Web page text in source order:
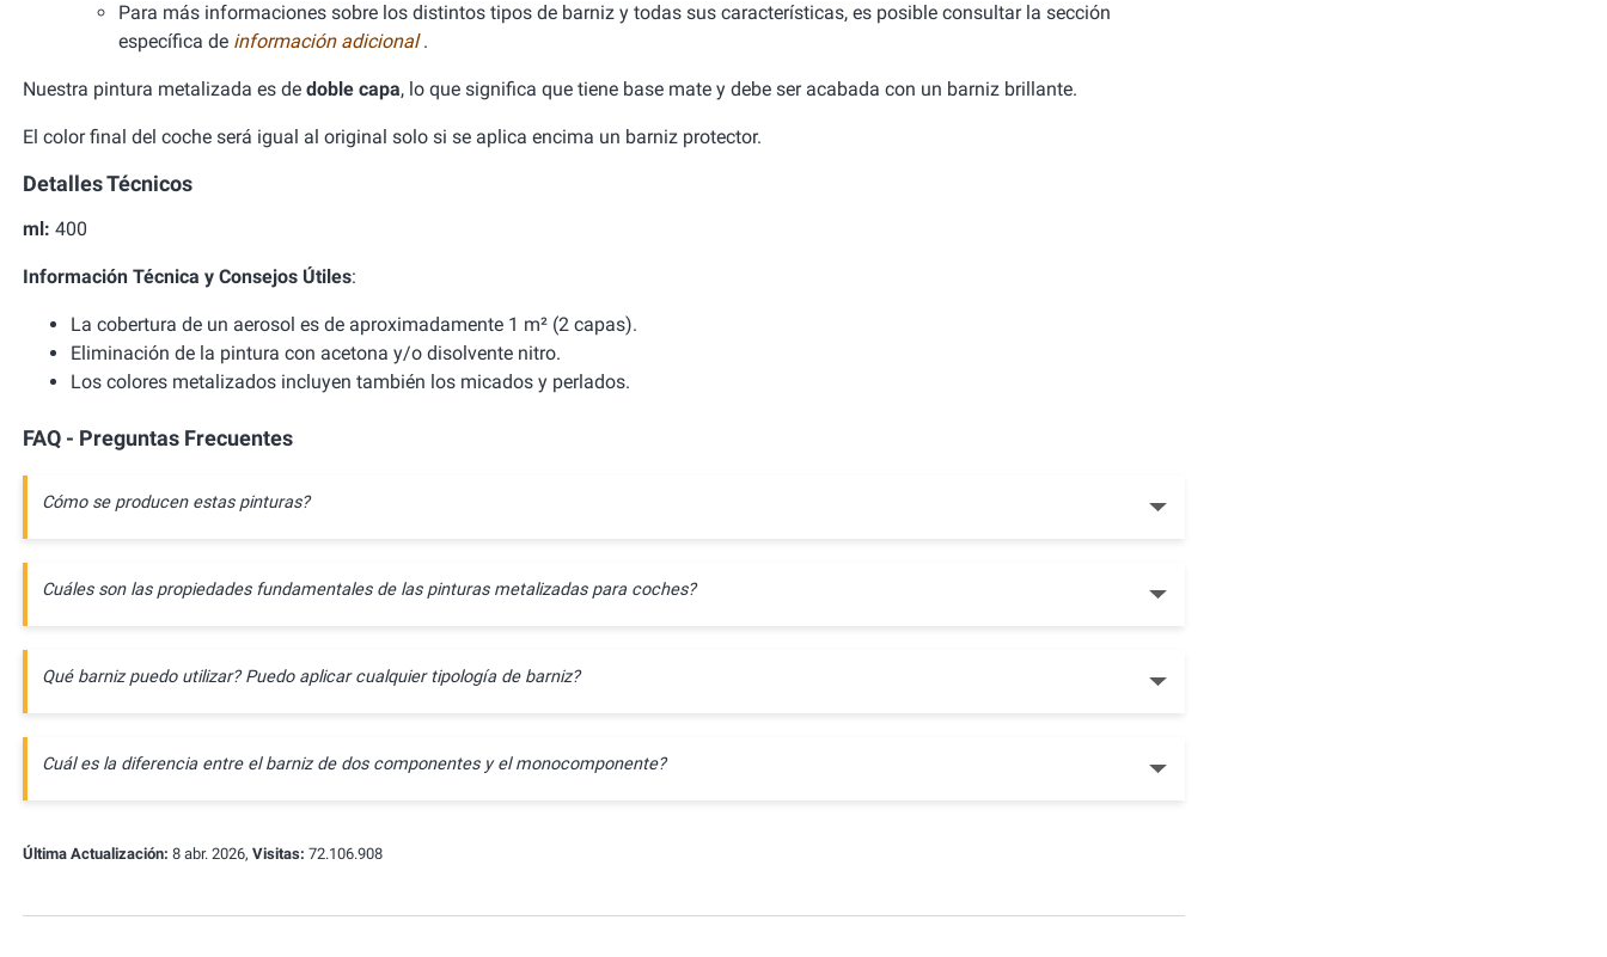
Para más informaciones sobre los distintos tipos de barniz y todas sus características, es posible consultar la sección
específica de información adicional.
Nuestra pintura metalizada es de doble capa, lo que significa que tiene base mate y debe ser acabada con un barniz brillante.
El color final del coche será igual al original solo si se aplica encima un barniz protector.
Detalles Técnicos
ml: 400
Información Técnica y Consejos Útiles:
La cobertura de un aerosol es de aproximadamente 1 m² (2 capas).
Eliminación de la pintura con acetona y/o disolvente nitro.
Los colores metalizados incluyen también los micados y perlados.
FAQ - Preguntas Frecuentes
Cómo se producen estas pinturas?
Cuáles son las propiedades fundamentales de las pinturas metalizadas para coches?
Qué barniz puedo utilizar? Puedo aplicar cualquier tipología de barniz?
Cuál es la diferencia entre el barniz de dos componentes y el monocomponente?
Última Actualización: 8 abr. 2026, Visitas: 72.106.908